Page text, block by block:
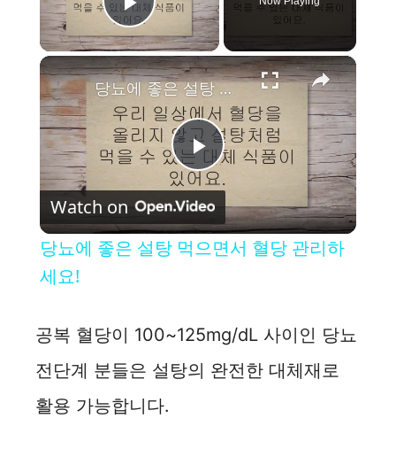
Play Video
×
P
l
y
V
당뇨에 좋은 설탕 먹으면서 혈당 관리하세요!
Watch on
당뇨에 좋은 설탕 먹으면서 혈당 관리하
세요!
공복 혈당이 100~125mg/dL 사이인 당뇨
전단계 분들은 설탕의 완전한 대체재로
활용 가능합니다.